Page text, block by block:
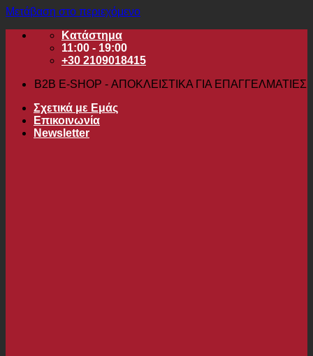
Μετάβαση στο περιεχόμενο
Κατάστημα
11:00 - 19:00
+30 2109018415
B2B Ε-SHOP - ΑΠΟΚΛΕΙΣΤΙΚΑ ΓΙΑ ΕΠΑΓΓΕΛΜΑΤΙΕΣ
Σχετικά με Εμάς
Επικοινωνία
Newsletter